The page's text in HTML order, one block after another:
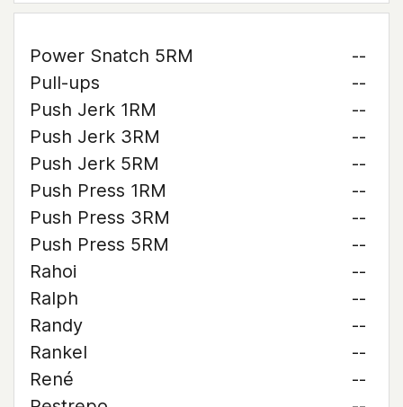
Power Snatch 5RM
--
Pull-ups
--
Push Jerk 1RM
--
Push Jerk 3RM
--
Push Jerk 5RM
--
Push Press 1RM
--
Push Press 3RM
--
Push Press 5RM
--
Rahoi
--
Ralph
--
Randy
--
Rankel
--
René
--